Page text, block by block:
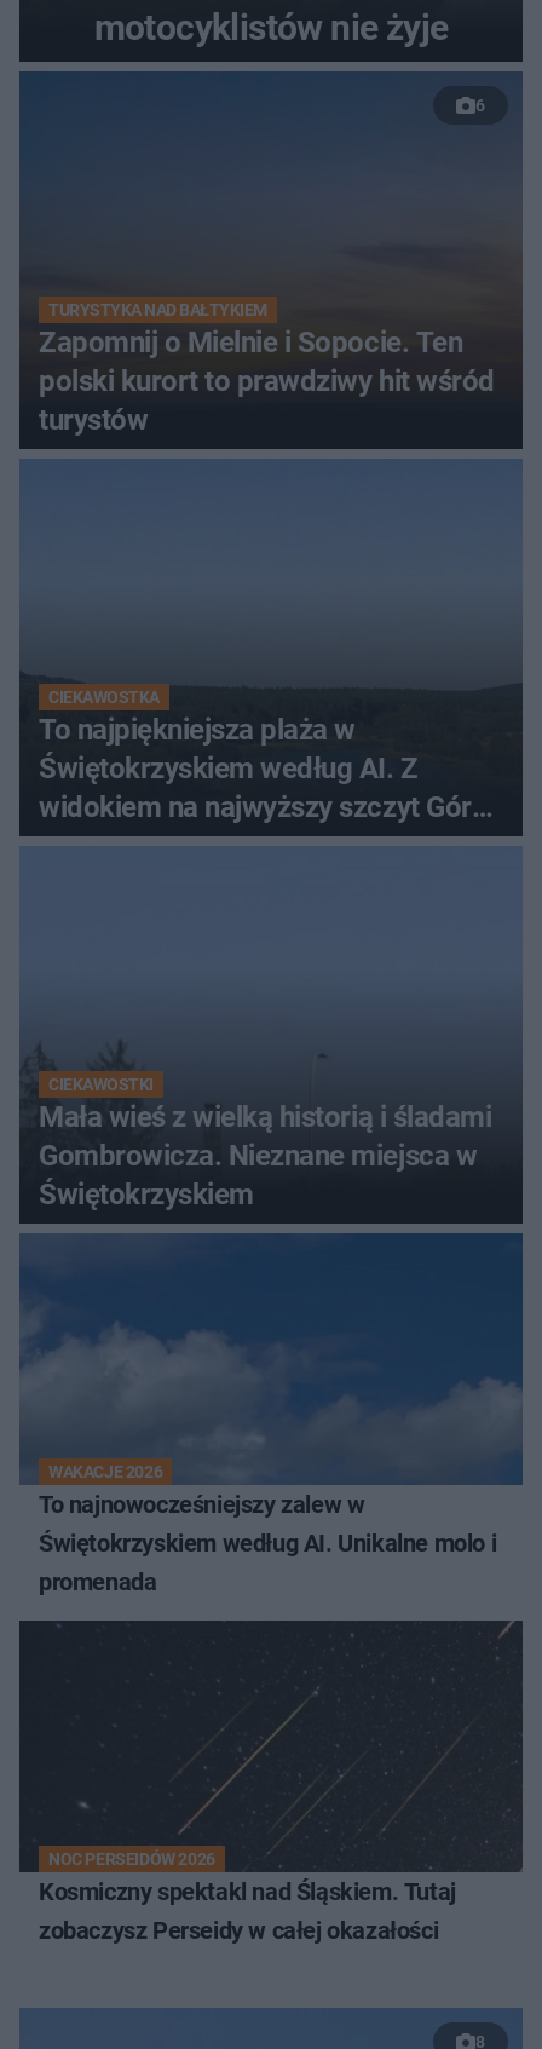
motocyklistów nie żyje
6
TURYSTYKA NAD BAŁTYKIEM
Zapomnij o Mielnie i Sopocie. Ten
polski kurort to prawdziwy hit wśród
turystów
CIEKAWOSTKA
To najpiękniejsza plaża w
Świętokrzyskiem według AI. Z
widokiem na najwyższy szczyt Gór
Świętokrzyskich
CIEKAWOSTKI
Mała wieś z wielką historią i śladami
Gombrowicza. Nieznane miejsca w
Świętokrzyskiem
WAKACJE 2026
To najnowocześniejszy zalew w
Świętokrzyskiem według AI. Unikalne molo i
promenada
NOC PERSEIDÓW 2026
Kosmiczny spektakl nad Śląskiem. Tutaj
zobaczysz Perseidy w całej okazałości
8